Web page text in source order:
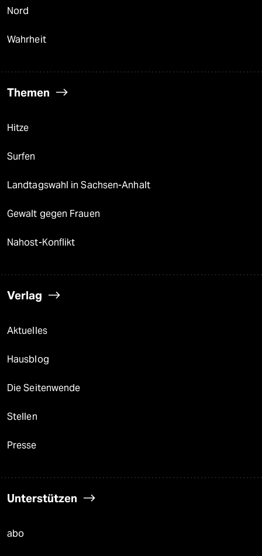
Nord
Wahrheit
Themen
Hitze
Surfen
Landtagswahl in Sachsen-Anhalt
Gewalt gegen Frauen
Nahost-Konflikt
Verlag
Aktuelles
Hausblog
Die Seitenwende
Stellen
Presse
Unterstützen
abo